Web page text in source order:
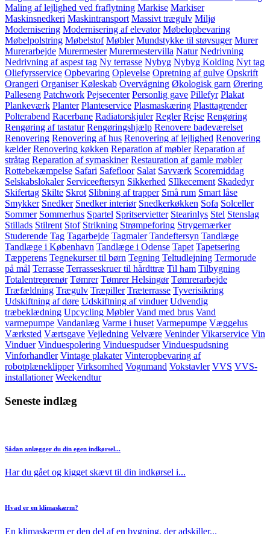
Maling af lejlighed ved fraflytning Markise Markiser
Maskinsnedkeri Maskintransport Massivt trægulv Miljø
Modernisering Modernisering af elevator Møbelopbevaring
Møbelpolstring Møbelstof Møbler Mundstykke til støvsuger Murer
Murerarbejde Murermester Murermestervilla Natur Nedrivning
Nedrivning af aspest tag Ny terrasse Nybyg Nybyg Kolding Nyt tag
Oliefyrsservice Opbevaring Oplevelse Opretning af gulve Opskrift
Orangeri Organiser Køleskab Overvågning Økologisk garn Ørering
Palleseng Patchwork Pejsecenter Personlig gave Pillefyr Plakat
Plankeværk Planter Planteservice Plasmaskæring Plasttagrender
Polterabend Racerbane Radiatorskjuler Regler Rejse Rengøring
Rengøring af tastatur Rengøringshjælp Renovere badeværelset
Renovering Renovering af hus Renovering af lejlighed Renovering
kælder Renovering køkken Reparation af møbler Reparation af
stråtag Reparation af symaskiner Restauration af gamle møbler
Rottebekæmpelse Safari Safefloor Salat Savværk Scoremiddag
Selskabslokaler Serviceeftersyn Sikkerhed SIlkecement Skadedyr
Skifertag Skilte Skrot Slibning af trapper Små rum Smart låse
Smykker Snedker Snedker interiør Snedkerkøkken Sofa Solceller
Sommer Sommerhus Spartel Spritservietter Stearinlys Stel Stenslag
Stillads Stilrent Stof Strikning Strømpeforing Strygemærker
Studerende Tag Tagarbejde Tagmaler Tandeftersyn Tandlæge
Tandlæge i København Tandlæge i Odense Tapet Tapetsering
Tæpperens Tegnekurser til børn Tegning Teltudlejning Termorude
på mål Terrasse Terrasseskruer til hårdttræ Til ham Tilbygning
Totalentreprenør Tømrer Tømrer Helsingør Tømrerarbejde
Træfældning Trægulv Træpiller Træterrasse Tyverisikring
Udskiftning af døre Udskiftning af vinduer Udvendig
træbeklædning Upcycling Møbler Vand med brus Vand
varmepumpe Vandanlæg Varme i huset Varmepumpe Væggelus
Værksted Værtsgave Vejledning Velvære Veninder Vikarservice Vin
Vinduer Vinduespolering Vinduespudser Vinduespudsning
Vinforhandler Vintage plakater Vinteropbevaring af
robotplæneklipper Virksomhed Vognmand Vokstavler VVS VVS-
installationer Weekendtur
Seneste indlæg
Sådan anlægger du din egen indkørsel...
Har du gået og kigget skævt til din indkørsel i...
Hvad er en klimaskærm?
En klimaskærm er den del af en bygning, der adskiller...